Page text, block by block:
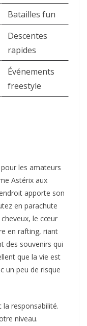
Batailles fun
Descentes
rapides
Événements
freestyle
les amateurs
Astérix aux
apporte son
en parachute
cheveux, le cœur
en rafting, riant
des souvenirs qui
que la vie est
un peu de risque
la responsabilité.
niveau.